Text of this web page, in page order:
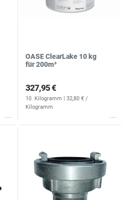
OASE ClearLake 10 kg
für 200m³
327,95 €
10 Kilogramm | 32,80 € /
Kilogramm